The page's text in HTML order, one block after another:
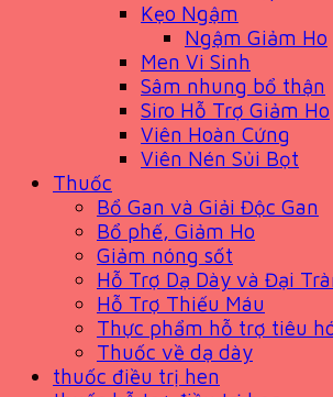
Kẹo Ngậm
Ngậm Giảm Ho
Men Vi Sinh
Sâm nhung bổ thận
Siro Hỗ Trợ Giảm Ho
Viên Hoàn Cứng
Viên Nén Sủi Bọt
Thuốc
Bổ Gan và Giải Độc Gan
Bổ phế, Giảm Ho
Giảm nóng sốt
Hỗ Trợ Dạ Dày và Đại
Hỗ Trợ Thiếu Máu
Thực phẩm hỗ trợ tiêu
Thuốc về dạ dày
thuốc điều trị hen